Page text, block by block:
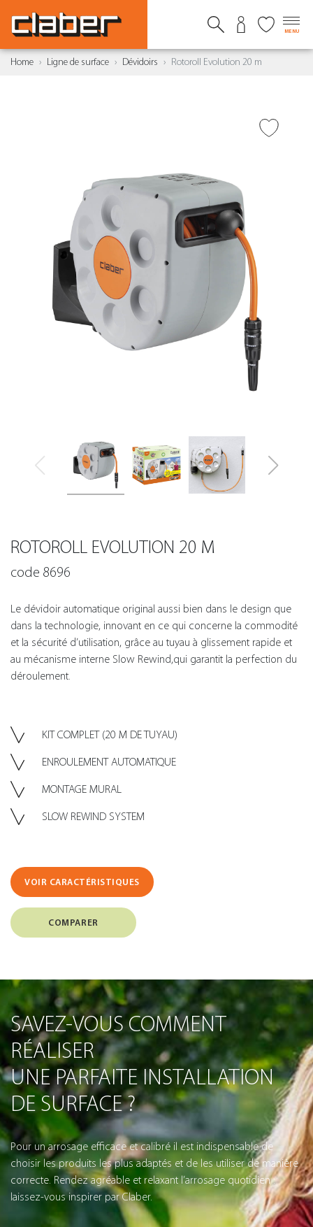
MENU
Home Ligne de surface Dévidoirs Rotoroll Evolution 20 m
ROTOROLL EVOLUTION 20 M
code 8696
Le dévidoir automatique original aussi bien dans le design que
dans la technologie, innovant en ce qui concerne la commodité
et la sécurité d’utilisation, grâce au tuyau à glissement rapide et
au mécanisme interne Slow Rewind,qui garantit la perfection du
déroulement.
KIT COMPLET (20 M DE TUYAU)
ENROULEMENT AUTOMATIQUE
MONTAGE MURAL
SLOW REWIND SYSTEM
VOIR CARACTÉRISTIQUES
COMPARER
SAVEZ-VOUS COMMENT
RÉALISER
UNE PARFAITE INSTALLATION
DE SURFACE ?
Pour un arrosage efficace et calibré il est indispensable de
choisir les produits les plus adaptés et de les utiliser de manière
correcte. Rendez agréable et relaxant l’arrosage quotidien :
laissez-vous inspirer par Claber.